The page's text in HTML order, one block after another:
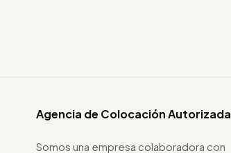
Agencia de Colocación Autorizada
Somos una empresa colaboradora con